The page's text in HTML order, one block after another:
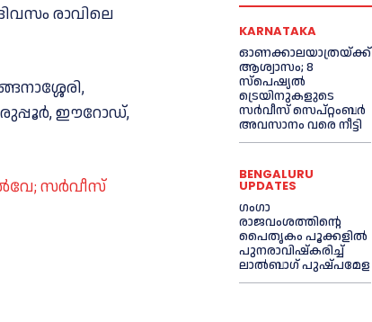
രാവിലെ
ഈറോഡ്,
സര്‍വീസ്
KARNATAKA
ഓണക്കാലയാത്രയ്ക്ക്
ആശ്വാസം; 8
സ്പെഷ്യൽ
ട്രെയിനുകളുടെ
സർവീസ് സെപ്റ്റംബർ
അവസാനം വരെ നീട്ടി
BENGALURU
UPDATES
ഗംഗാ
രാജവംശത്തിന്റെ
പൈതൃകം പൂക്കളിൽ
പുനരാവിഷ്‌കരിച്ച്
ലാൽബാഗ് പുഷ്പമേള